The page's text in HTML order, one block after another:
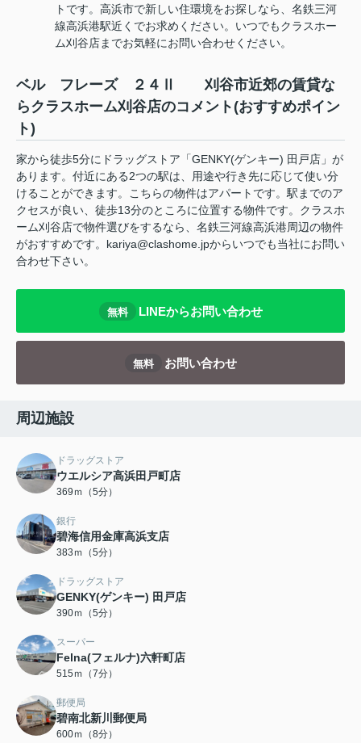
トです。高浜市で新しい住環境をお探しなら、名鉄三河
線高浜港駅近くでお求めください。いつでもクラスホー
ム刈谷店までお気軽にお問い合わせください。
ベル フレーズ ２４Ⅱ 刈谷市近郊の賃貸な
らクラスホーム刈谷店のコメント(おすすめポイン
ト)
家から徒歩5分にドラッグストア「GENKY(ゲンキー) 田戸店」が
あります。付近にある2つの駅は、用途や行き先に応じて使い分
けることができます。こちらの物件はアパートです。駅までのア
クセスが良い、徒歩13分のところに位置する物件です。クラスホ
ーム刈谷店で物件選びをするなら、名鉄三河線高浜港周辺の物件
がおすすめです。kariya@clashome.jpからいつでも当社にお問い
合わせ下さい。
無料 LINEからお問い合わせ
無料 お問い合わせ
周辺施設
ドラッグストア
ウエルシア高浜田戸町店
369ｍ（5分）
銀行
碧海信用金庫高浜支店
383ｍ（5分）
ドラッグストア
GENKY(ゲンキー) 田戸店
390ｍ（5分）
スーパー
Felna(フェルナ)六軒町店
515ｍ（7分）
郵便局
碧南北新川郵便局
600ｍ（8分）